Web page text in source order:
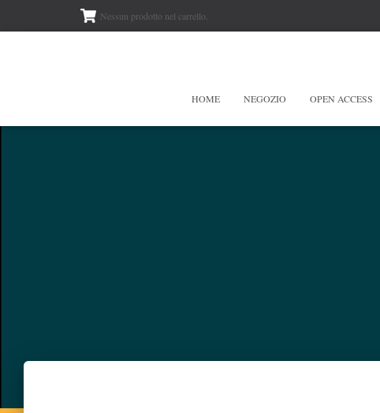
Nessun prodotto nel carrello.
HOME NEGOZIO OPEN ACCESS